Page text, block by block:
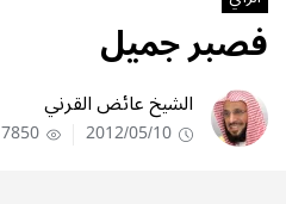
فصبر جميل
الشيخ عائض القرني
2012/05/10
7850